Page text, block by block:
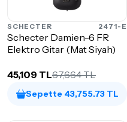
SCHECTER 2471-E
Schecter Damien-6 FR
Elektro Gitar (Mat Siyah)
45,109 TL67,664 TL
Sepette 43,755.73 TL